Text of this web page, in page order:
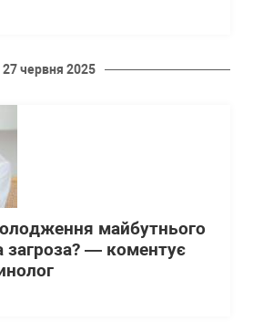
27 червня 2025
майбутнього
загроза? — коментує